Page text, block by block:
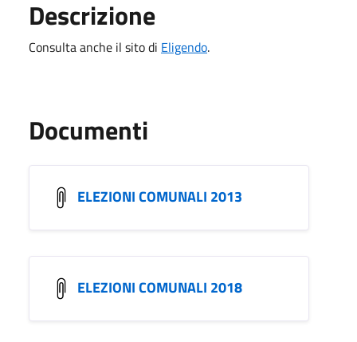
Descrizione
Consulta anche il sito di Eligendo.
Documenti
ELEZIONI COMUNALI 2013
ELEZIONI COMUNALI 2018